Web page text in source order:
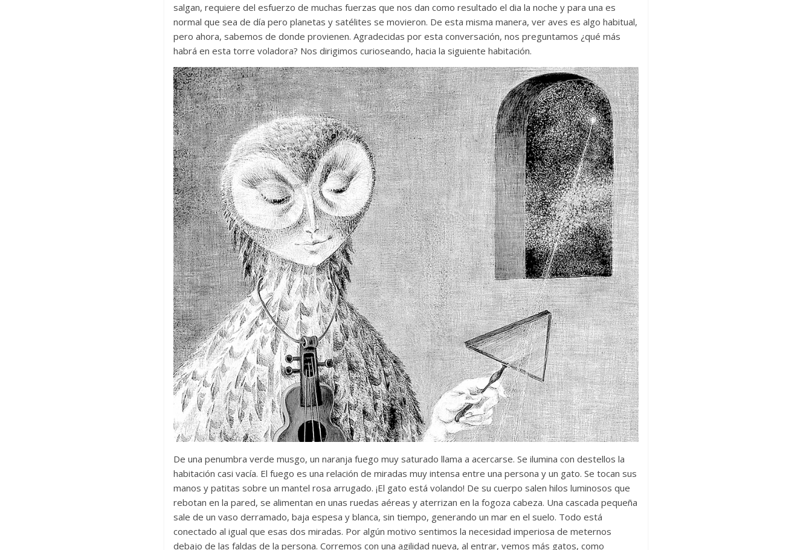
salgan, requiere del esfuerzo de muchas fuerzas que nos dan como resultado el dia la noche y para una es
normal que sea de día pero planetas y satélites se movieron. De esta misma manera, ver aves es algo habitual,
pero ahora, sabemos de donde provienen. Agradecidas por esta conversación, nos preguntamos ¿qué más
habrá en esta torre voladora? Nos dirigimos curioseando, hacia la siguiente habitación.
De una penumbra verde musgo, un naranja fuego muy saturado llama a acercarse. Se ilumina con destellos la
habitación casi vacía. El fuego es una relación de miradas muy intensa entre una persona y un gato. Se tocan sus
manos y patitas sobre un mantel rosa arrugado. ¡El gato está volando! De su cuerpo salen hilos luminosos que
rebotan en la pared, se alimentan en unas ruedas aéreas y aterrizan en la fogoza cabeza. Una cascada pequeña
sale de un vaso derramado, baja espesa y blanca, sin tiempo, generando un mar en el suelo. Todo está
conectado al igual que esas dos miradas. Por algún motivo sentimos la necesidad imperiosa de meternos
debajo de las faldas de la persona. Corremos con una agilidad nueva, al entrar, vemos más gatos, como